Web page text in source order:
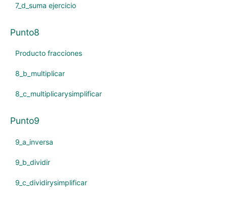
7_d_suma ejercicio
Punto8
Producto fracciones
8_b_multiplicar
8_c_multiplicarysimplificar
Punto9
9_a_inversa
9_b_dividir
9_c_dividirysimplificar